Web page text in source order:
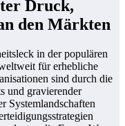
Druck,
den Märkten
in der populären
für erhebliche
sind durch die
und gravierender
Systemlandschaften